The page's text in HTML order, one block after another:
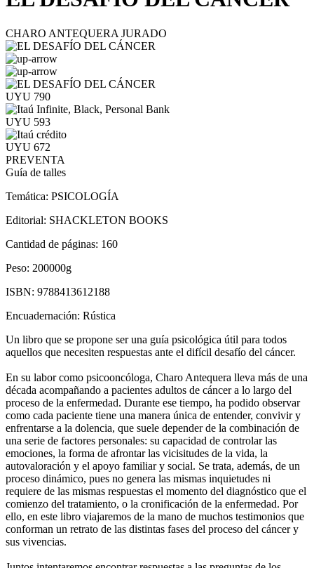
CHARO ANTEQUERA JURADO
UYU 790
UYU 593
UYU 672
PREVENTA
Guía de talles
Temática: PSICOLOGÍA
Editorial: SHACKLETON BOOKS
Cantidad de páginas: 160
Peso: 200000g
ISBN: 9788413612188
Encuadernación: Rústica
Un libro que se propone ser una guía psicológica útil para todos
aquellos que necesiten respuestas ante el difícil desafío del cáncer.
En su labor como psicooncóloga, Charo Antequera lleva más de una
década acompañando a pacientes adultos de cáncer a lo largo del
proceso de la enfermedad. Durante ese tiempo, ha podido observar
como cada paciente tiene una manera única de entender, convivir y
enfrentarse a la dolencia, que suele depender de la combinación de
una serie de factores personales: su capacidad de controlar las
emociones, la forma de afrontar las vicisitudes de la vida, la
autovaloración y el apoyo familiar y social. Se trata, además, de un
proceso dinámico, pues no genera las mismas inquietudes ni
requiere de las mismas respuestas el momento del diagnóstico que el
comienzo del tratamiento, o la cronificación de la enfermedad. Por
ello, en este libro viajaremos de la mano de muchos testimonios que
conforman un retrato de las distintas fases del proceso del cáncer y
sus vivencias.